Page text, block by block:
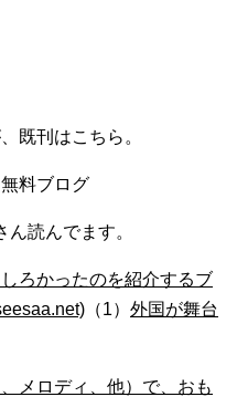
既刊はこちら。
料ブログ
ん読んでます。
ろかったのを紹介するブ
（1） 外国が舞台
メロディ、他）で、おも